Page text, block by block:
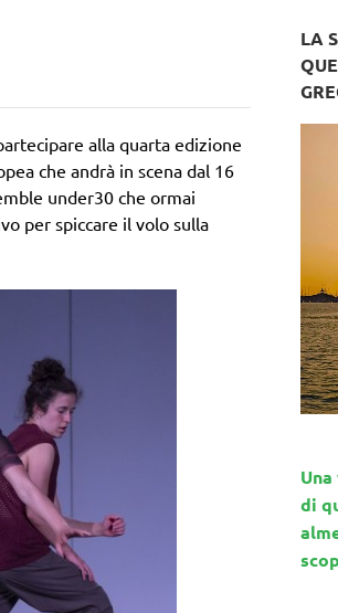
alla quarta edizione
che andrà in scena dal 16
under30 che ormai
per spiccare il volo sulla
LA
di